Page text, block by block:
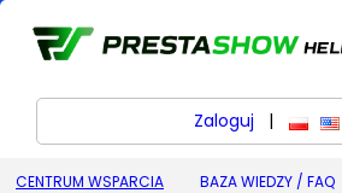
Zaloguj | polski
CENTRUM WSPARCIA BAZA WIEDZY / FAQ